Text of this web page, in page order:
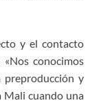
y el contacto
conocimos
preproducción y
Mali cuando una